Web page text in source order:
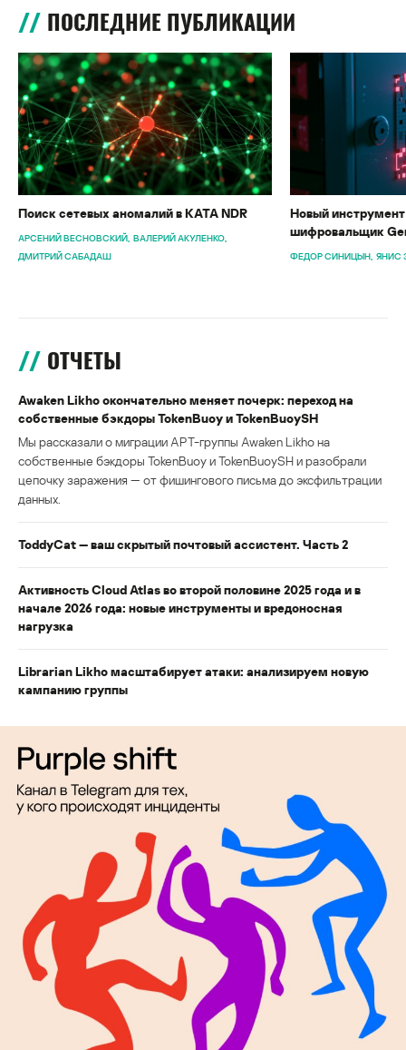
ПОСЛЕДНИЕ ПУБЛИКАЦИИ
Поиск сетевых аномалий в KATA NDR
АРСЕНИЙ ВЕСНОВСКИЙ ВАЛЕРИЙ АКУЛЕНКО
ДМИТРИЙ САБАДАШ
Новый
шифровальщик
ФЕДОР СИНИЦЫН ЯНИС
ОТЧЕТЫ
Awaken Likho окончательно меняет почерк: переход на
собственные бэкдоры TokenBuoy и TokenBuoySH
Мы рассказали о миграции APT-группы Awaken Likho на
собственные бэкдоры TokenBuoy и TokenBuoySH и разобрали
цепочку заражения — от фишингового письма до эксфильтрации
данных.
ToddyCat — ваш скрытый почтовый ассистент. Часть 2
Активность Cloud Atlas во второй половине 2025 года и в
начале 2026 года: новые инструменты и вредоносная
нагрузка
Librarian Likho масштабирует атаки: анализируем новую
кампанию группы